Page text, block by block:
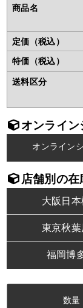
商品名
定価（税込）
特価（税込）
送料区分
オンライ
オンライン
店舗別の
大阪日
東京秋
福岡博
数量